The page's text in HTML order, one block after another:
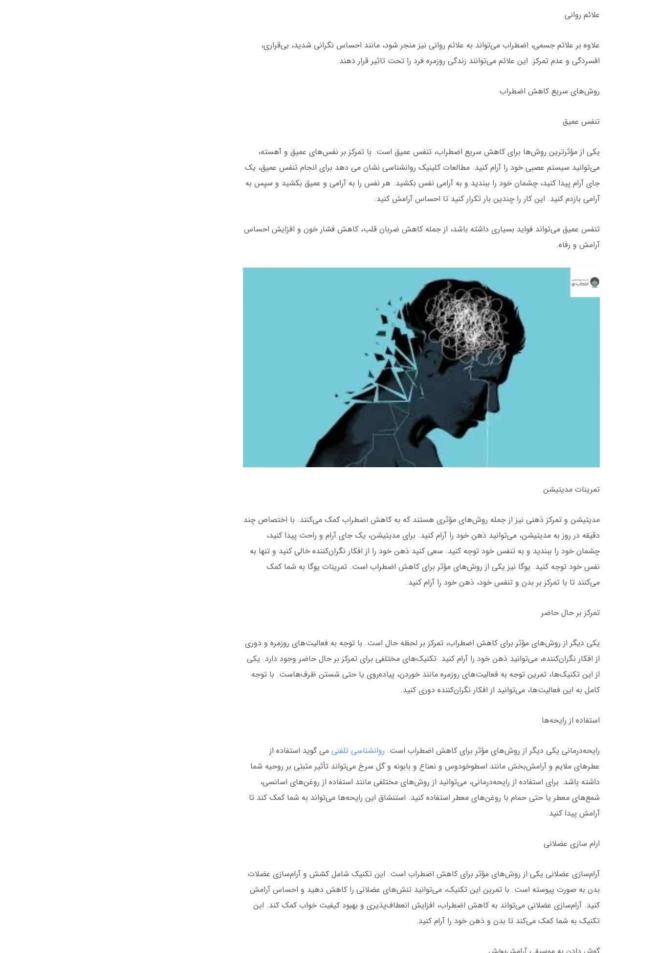
علائم روانی
علاوه بر علائم جسمی، اضطراب می‌تواند به علائم روانی نیز منجر شود، مانند احساس نگرانی شدید، بی‌قراری،
افسردگی و عدم تمرکز. این علائم می‌توانند زندگی روزمره فرد را تحت تاثیر قرار دهند.
روش‌های سریع کاهش اضطراب
تنفس عمیق
یکی از مؤثرترین روش‌ها برای کاهش سریع اضطراب، تنفس عمیق است. با تمرکز بر نفس‌های عمیق و آهسته،
می‌توانید سیستم عصبی خود را آرام کنید. مطالعات کلینیک روانشناسی نشان می دهد برای انجام تنفس عمیق، یک
جای آرام پیدا کنید، چشمان خود را ببندید و به آرامی نفس بکشید. هر نفس را به آرامی و عمیق بکشید و سپس به
آرامی بازدم کنید. این کار را چندین بار تکرار کنید تا احساس آرامش کنید.
تنفس عمیق می‌تواند فواید بسیاری داشته باشد، از جمله کاهش ضربان قلب، کاهش فشار خون و افزایش احساس
آرامش و رفاه.
تمرینات مدیتیشن
مدیتیشن و تمرکز ذهنی نیز از جمله روش‌های مؤثری هستند که به کاهش اضطراب کمک می‌کنند. با اختصاص چند
دقیقه در روز به مدیتیشن، می‌توانید ذهن خود را آرام کنید. برای مدیتیشن، یک جای آرام و راحت پیدا کنید،
چشمان خود را ببندید و به تنفس خود توجه کنید. سعی کنید ذهن خود را از افکار نگران‌کننده خالی کنید و تنها به
نفس خود توجه کنید. یوگا نیز یکی از روش‌های مؤثر برای کاهش اضطراب است. تمرینات یوگا به شما کمک
می‌کنند تا با تمرکز بر بدن و تنفس خود، ذهن خود را آرام کنید.
تمرکز بر حال حاضر
یکی دیگر از روش‌های مؤثر برای کاهش اضطراب، تمرکز بر لحظه حال است. با توجه به فعالیت‌های روزمره و دوری
از افکار نگران‌کننده، می‌توانید ذهن خود را آرام کنید. تکنیک‌های مختلفی برای تمرکز بر حال حاضر وجود دارد. یکی
از این تکنیک‌ها، تمرین توجه به فعالیت‌های روزمره مانند خوردن، پیاده‌روی یا حتی شستن ظرف‌هاست. با توجه
کامل به این فعالیت‌ها، می‌توانید از افکار نگران‌کننده دوری کنید.
استفاده از رایحه‌ها
رایحه‌درمانی یکی دیگر از روش‌های مؤثر برای کاهش اضطراب است. روانشناسی تلفنی می گوید استفاده از
عطرهای ملایم و آرامش‌بخش مانند اسطوخودوس و نعناع و بابونه و گل سرخ می‌تواند تأثیر مثبتی بر روحیه شما
داشته باشد. برای استفاده از رایحه‌درمانی، می‌توانید از روش‌های مختلفی مانند استفاده از روغن‌های اسانسی،
شمع‌های معطر یا حتی حمام با روغن‌های معطر استفاده کنید. استنشاق این رایحه‌ها می‌تواند به شما کمک کند تا
آرامش پیدا کنید.
ارام سازی عضلانی
آرام‌سازی عضلانی یکی از روش‌های مؤثر برای کاهش اضطراب است. این تکنیک شامل کشش و آرام‌سازی عضلات
بدن به صورت پیوسته است. با تمرین این تکنیک، می‌توانید تنش‌های عضلانی را کاهش دهید و احساس آرامش
کنید. آرام‌سازی عضلانی می‌تواند به کاهش اضطراب، افزایش انعطاف‌پذیری و بهبود کیفیت خواب کمک کند. این
تکنیک به شما کمک می‌کند تا بدن و ذهن خود را آرام کنید.